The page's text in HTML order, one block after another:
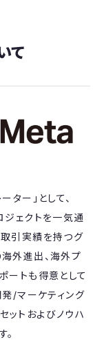
て
ー」として、
ェクトを一気通
引実績を持つグ
外進出、海外プ
ートも得意として
/マーケティング
ットおよびノウハ